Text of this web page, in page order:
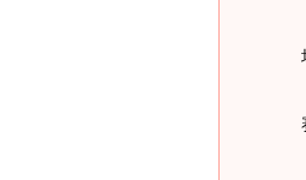
场
赛